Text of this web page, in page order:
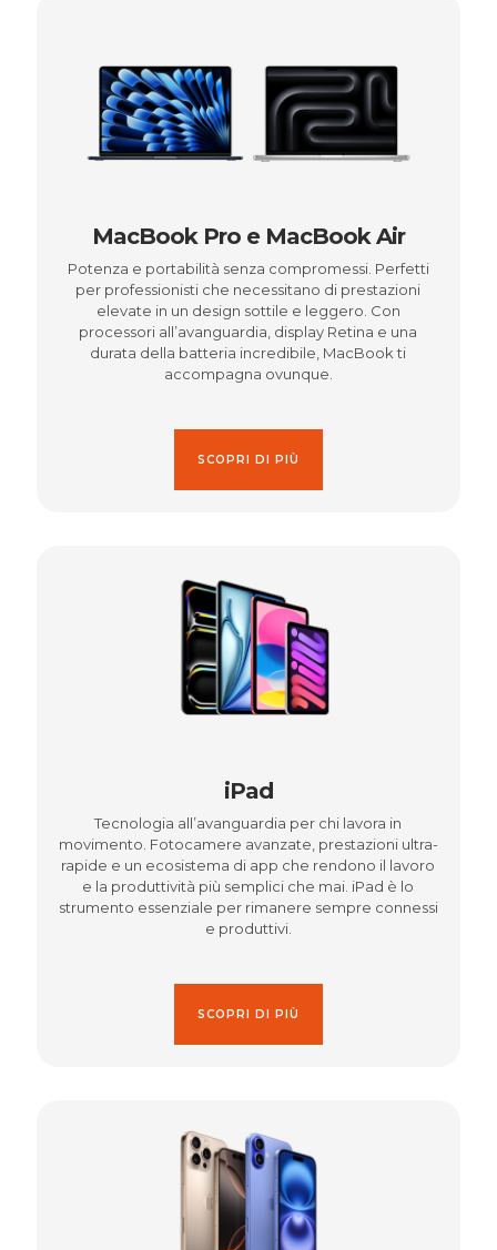
MacBook Pro e MacBook Air
Potenza e portabilità senza compromessi. Perfetti
per professionisti che necessitano di prestazioni
elevate in un design sottile e leggero. Con
processori all’avanguardia, display Retina e una
durata della batteria incredibile, MacBook ti
accompagna ovunque.
SCOPRI DI PIÙ
iPad
Tecnologia all’avanguardia per chi lavora in
movimento. Fotocamere avanzate, prestazioni ultra-
rapide e un ecosistema di app che rendono il lavoro
e la produttività più semplici che mai. iPad è lo
strumento essenziale per rimanere sempre connessi
e produttivi.
SCOPRI DI PIÙ